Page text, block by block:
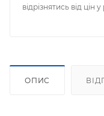
відрізнятись від цін
ОПИС